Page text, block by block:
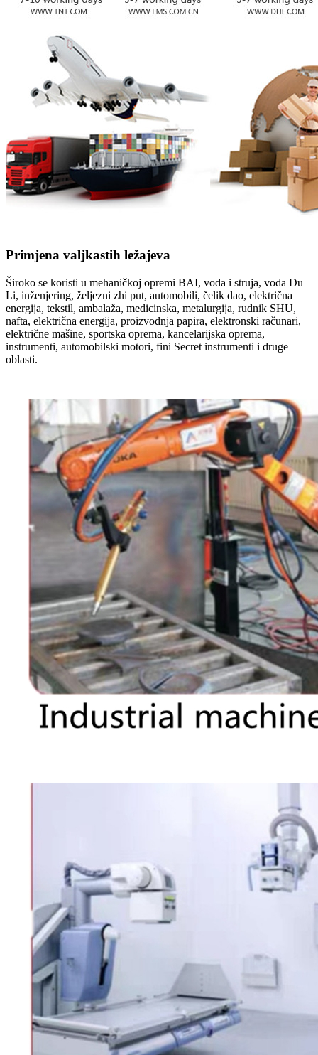
Primjena valjkastih ležajeva
Široko se koristi u mehaničkoj opremi BAI, voda i struja, voda Du
Li, inženjering, željezni zhi put, automobili, čelik dao, električna
energija, tekstil, ambalaža, medicinska, metalurgija, rudnik SHU,
nafta, električna energija, proizvodnja papira, elektronski računari,
električne mašine, sportska oprema, kancelarijska oprema,
instrumenti, automobilski motori, fini Secret instrumenti i druge
oblasti.